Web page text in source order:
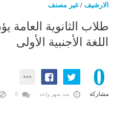
الارشيف /غير مصنف
طلاب الثانوية العامة
اللغة الأجنبية الأولى
0
مشاركة منذ شهر واحد